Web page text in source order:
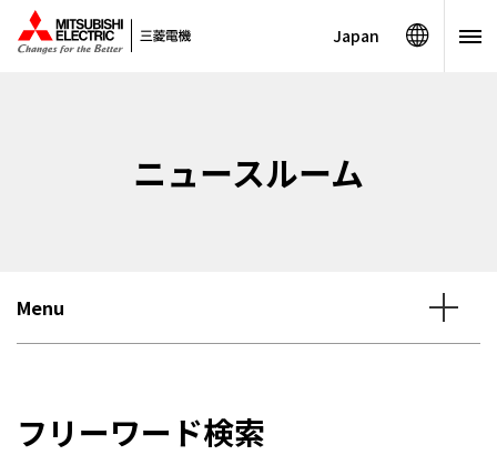
Japan
ニュースルーム
Menu
フリーワード検索